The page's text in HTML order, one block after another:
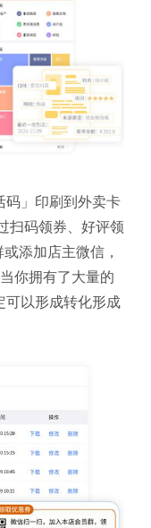
码」印刷到外卖卡
扫码领券、好评领
添加店主微信，
你拥有了大量的
可以形成转化形成